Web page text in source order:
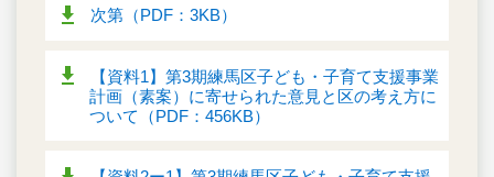
次第（PDF：3KB）
【資料1】第3期練馬区子ども・子育て支援事業
計画（素案）に寄せられた意見と区の考え方に
ついて（PDF：456KB）